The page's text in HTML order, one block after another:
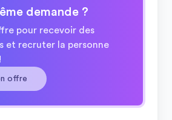
demande ?
pour recevoir des
et recruter la personne
offre